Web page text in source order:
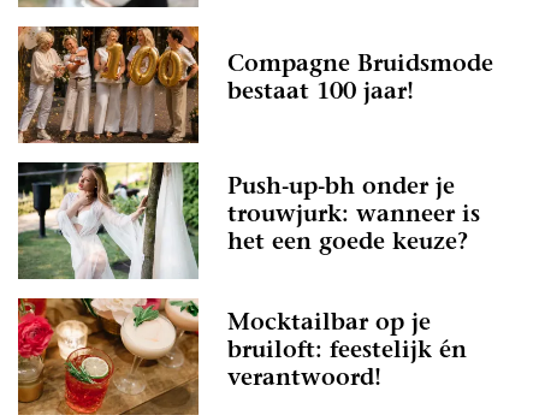
Compagne Bruidsmode
bestaat 100 jaar!
Push-up-bh onder je
trouwjurk: wanneer is
het een goede keuze?
Mocktailbar op je
bruiloft: feestelijk én
verantwoord!